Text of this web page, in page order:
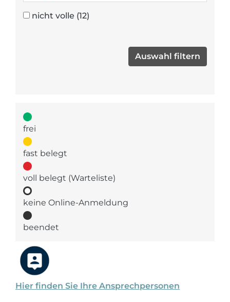
Hier finden Sie Ihre Ansprechpersonen
nicht volle (12)
frei
fast belegt
voll belegt (Warteliste)
keine Online-Anmeldung
beendet